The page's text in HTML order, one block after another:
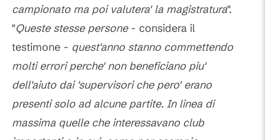
campionato ma poi valutera' la magistratura".
"Queste stesse persone- considera il
testimone - quest'anno stanno commettendo
molti errori perche' non beneficiano piu'
dell'aiuto dai 'supervisori che pero' erano
presenti solo ad alcune partite. In linea di
massima quelle che interessavano club